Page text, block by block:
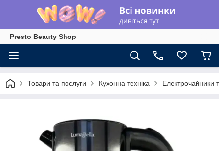
Presto Beauty Shop
Товари та послуги Кухонна техніка Електрочайники